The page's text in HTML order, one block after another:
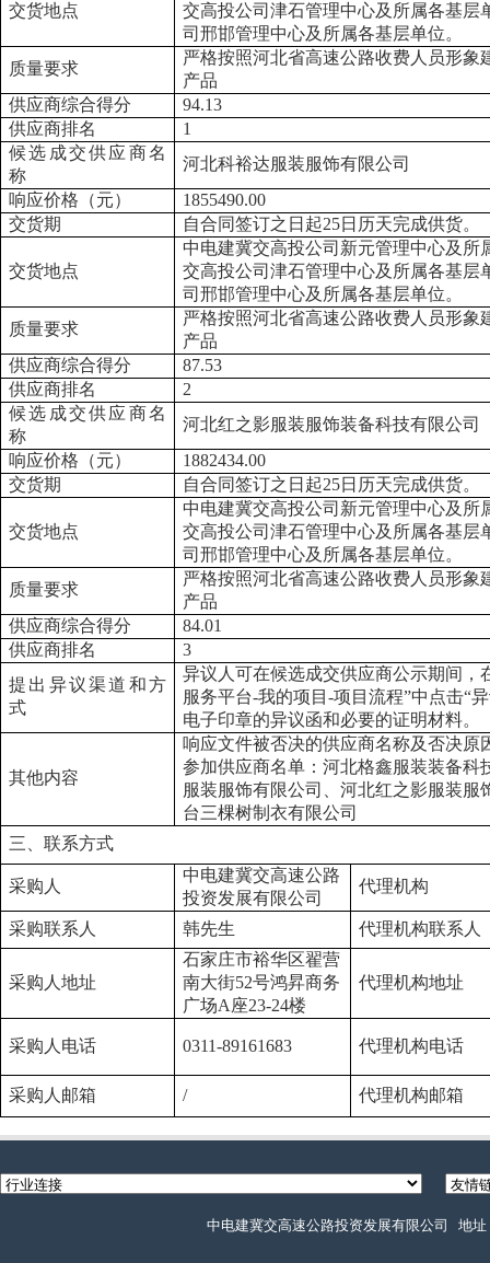
交货地点
交高投公司津石管理中心及所属各基层
司邢邯管理中心及所属各基层单位。
质量要求
严格按照河北省高速公路收费人员形象
产品
供应商综合得分
94.13
供应商排名
1
候选成交供应商名
称
河北科裕达服装服饰有限公司
响应价格 （元）
1855490.00
交货期
自合同签订之日起25日历天完成供货。
交货地点
中电建冀交高投公司新元管理中心及所
交高投公司津石管理中心及所属各基层
司邢邯管理中心及所属各基层单位。
质量要求
严格按照河北省高速公路收费人员形象
产品
供应商综合得分
87.53
供应商排名
2
候选成交供应商名
称
河北红之影服装服饰装备科技有限公司
响应价格 （元）
1882434.00
交货期
自合同签订之日起25日历天完成供货。
交货地点
中电建冀交高投公司新元管理中心及所
交高投公司津石管理中心及所属各基层
司邢邯管理中心及所属各基层单位。
质量要求
严格按照河北省高速公路收费人员形象
产品
供应商综合得分
84.01
供应商排名
3
提出异议渠道和方
式
异议人可在候选成交供应商公示期间，
服务平台-我的项目-项目流程”中点击“
电子印章的异议函和必要的证明材料。
其他内容
响应文件被否决的供应商名称及否决原
参加供应商名单：河北格鑫服装装备科
服装服饰有限公司、河北红之影服装服
台三棵树制衣有限公司
三、联系方式
采购人
中电建冀交高速公路
投资发展有限公司
代理机构
采购联系人 韩先生 代理机构联系人
采购人地址
石家庄市裕华区翟营
南大街52号鸿昇商务
广场A座23-24楼
代理机构地址
采购人电话 0311-89161683 代理机构电话
采购人邮箱 / 代理机构邮箱
中电建冀交高速公路投资发展有限公司 地